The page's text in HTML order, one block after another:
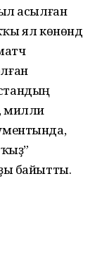
асылған
ял көнөндә
милли
байытты.